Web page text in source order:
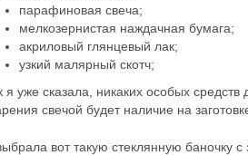
парафиновая свеча;
мелкозернистая наждачная бумага;
акриловый глянцевый лак;
узкий малярный скотч;
я уже сказала, никаких особых
свечой будет наличие на
вот такую стеклянную баночку